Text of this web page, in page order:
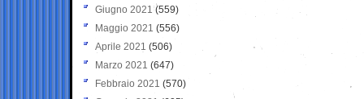
Giugno 2021(559)
Maggio 2021 (556)
Aprile 2021 (506)
Marzo 2021 (647)
Febbraio 2021 (570)